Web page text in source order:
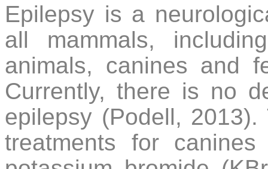
Epilepsy is a
all mammals,
animals, canines and
Currently, there is no
epilepsy (Podell,
treatments for